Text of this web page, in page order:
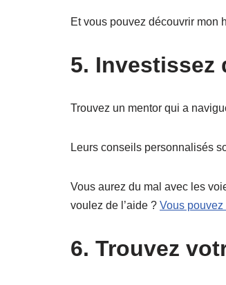
Et vous pouvez découvrir mon
5. Investissez
Trouvez un mentor qui a
Leurs conseils personnalisés
Vous aurez du mal avec les
voulez de l’aide ? Vous
6. Trouvez